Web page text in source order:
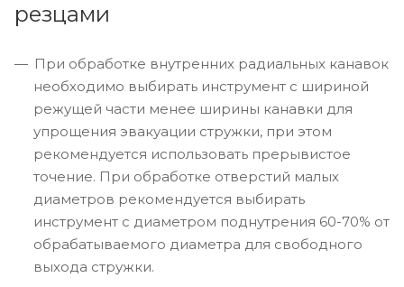
резцами
При обработке внутренних радиальных канавок
необходимо выбирать инструмент с шириной
режущей части менее ширины канавки для
упрощения эвакуации стружки, при этом
рекомендуется использовать прерывистое
точение. При обработке отверстий малых
диаметров рекомендуется выбирать
инструмент с диаметром поднутрения 60-70% от
обрабатываемого диаметра для свободного
выхода стружки.